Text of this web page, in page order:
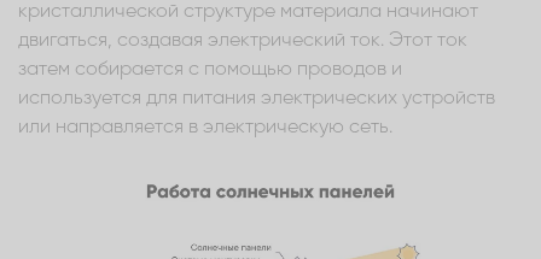
кристаллической структуре материала начинают
двигаться, создавая электрический ток. Этот ток
затем собирается с помощью проводов и
используется для питания электрических устройств
или направляется в электрическую сеть.